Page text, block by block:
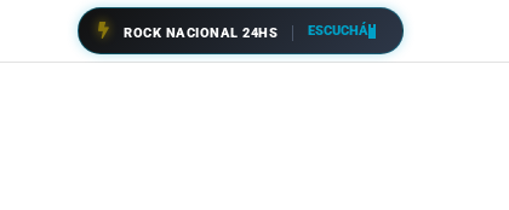
ROCK NACIONAL 24HS ESCUCHÁ